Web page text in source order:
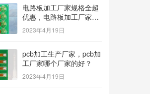
电路板加工厂家规格全超
优惠，电路板加工厂家哪
家价格低？
2023年4月19日
pcb加工生产厂家，pcb加
工厂家哪个厂家的好？
2023年4月19日